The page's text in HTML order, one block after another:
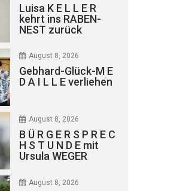
Luisa K E L L E R
kehrt ins RABEN-
NEST zurück
August 8, 2026
Gebhard-Glück-M E
D A I L L E verliehen
August 8, 2026
B Ü R G E R S P R E C
H S T U N D E mit
Ursula WEGER
August 8, 2026